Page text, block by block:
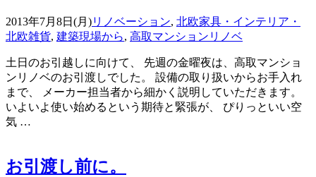
2013年7月8日(月)リノベーション, 北欧家具・インテリア・
北欧雑貨, 建築現場から, 高取マンションリノベ
土日のお引越しに向けて、 先週の金曜夜は、高取マンショ
ンリノベのお引渡しでした。 設備の取り扱いからお手入れ
まで、 メーカー担当者から細かく説明していただきます。
いよいよ使い始めるという期待と緊張が、 ぴりっといい空
気 …
お引渡し前に。